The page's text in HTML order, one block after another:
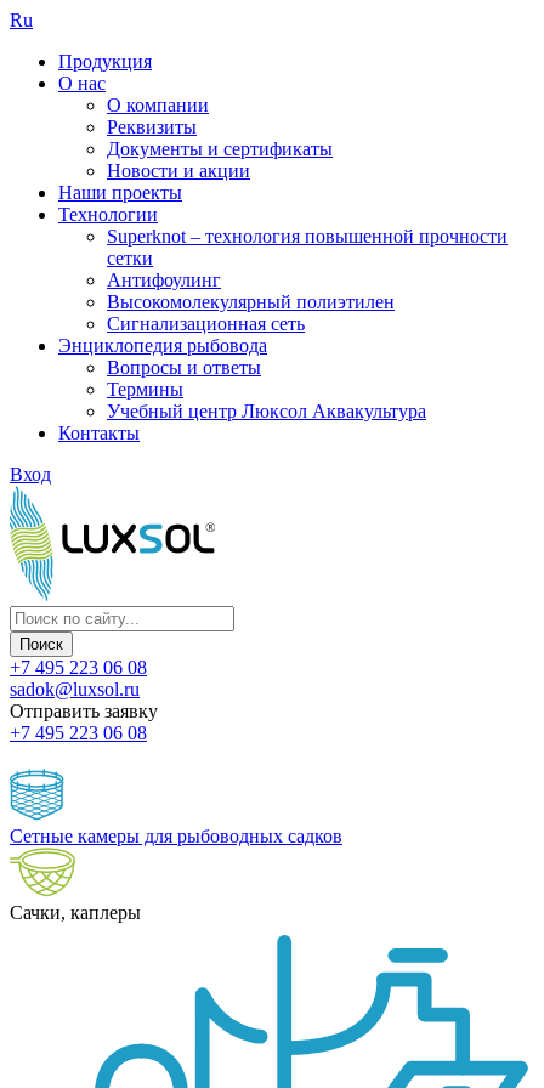
Ru
Продукция
О нас
О компании
Реквизиты
Документы и сертификаты
Новости и акции
Наши проекты
Технологии
Superknot – технология повышенной прочности
сетки
Антифоулинг
Высокомолекулярный полиэтилен
Сигнализационная сеть
Энциклопедия рыбовода
Вопросы и ответы
Термины
Учебный центр Люксол Аквакультура
Контакты
Вход
+7 495 223 06 08
sadok@luxsol.ru
Отправить заявку
+7 495 223 06 08
Сетные камеры для рыбоводных садков
Сачки, каплеры